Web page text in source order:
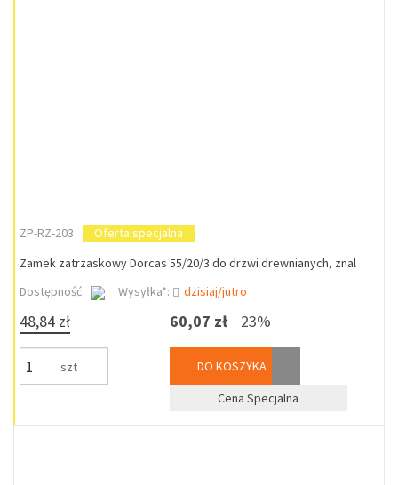
ZP-RZ-203
Oferta specjalna
Zamek zatrzaskowy Dorcas 55/20/3 do drzwi drewnianych, znal
Dostępność
Wysyłka*: dzisiaj/jutro
48,84 zł
szt
60,07 zł 23%
DO KOSZYKA
Cena Specjalna